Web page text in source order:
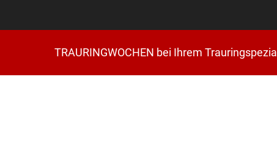
TRAURINGWOCHEN bei Ihrem Trauringspezialist